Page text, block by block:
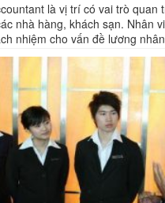
là vị trí có vai trò quan
nhà hàng, khách sạn. Nhân
nhiệm cho vấn đề lương